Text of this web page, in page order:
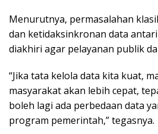
Menurutnya, permasalahan
dan ketidaksinkronan data
diakhiri agar pelayanan publik
“Jika tata kelola data kita kuat,
masyarakat akan lebih cepat,
boleh lagi ada perbedaan data
program pemerintah,” tegasnya.